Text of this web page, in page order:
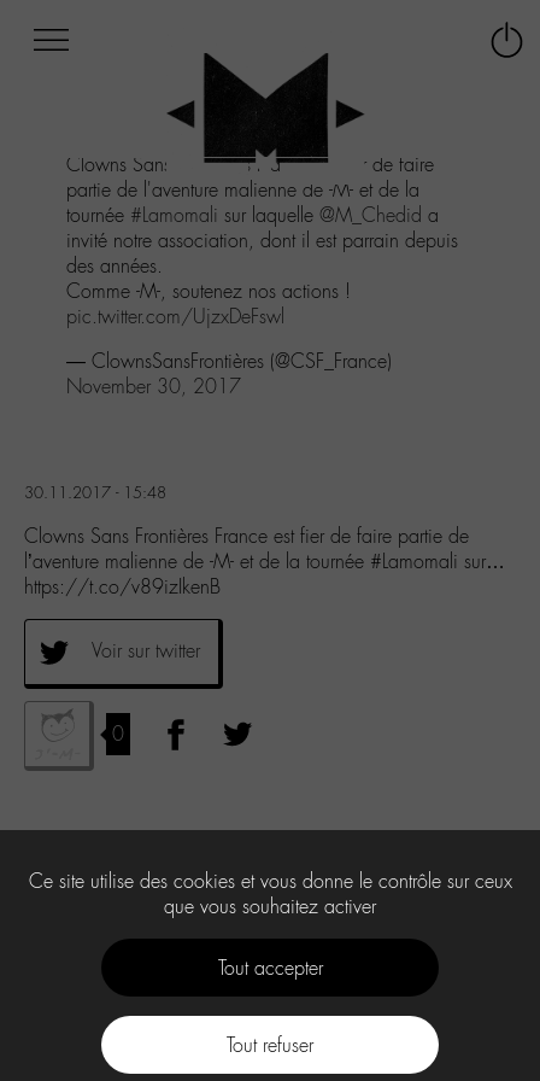
au
menu
Aller
contenu
Aller
recherche
Clowns Sans Frontières France est fier de faire
partie de l'aventure malienne de -M- et de la
tournée #Lamomali sur laquelle @M_Chedid a
invité notre association, dont il est parrain depuis
des années.
Comme -M-, soutenez nos actions !
pic.twitter.com/UjzxDeFswl
— ClownsSansFrontières (@CSF_France)
November 30, 2017
30.11.2017 - 15:48
Clowns Sans Frontières France est fier de faire partie de
l’aventure malienne de -M- et de la tournée #Lamomali sur…
https://t.co/v89izIkenB
Voir sur twitter
0
Ce site utilise des cookies et vous donne le contrôle sur ceux
que vous souhaitez activer
Tout accepter
Tout refuser